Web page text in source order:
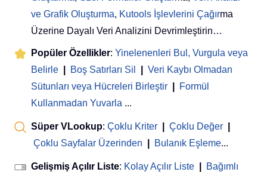
ve Grafik Oluşturma, Kutools İşlevlerini Çağırma
Üzerine Dayalı Veri Analizini Devrimleştirin…
Popüler Özellikler: Yinelenenleri Bul, Vurgula veya
Belirle
Boş Satırları Sil
Veri Kaybı Olmadan
Sütunları veya Hücreleri Birleştir
Formül
Kullanmadan Yuvarla ...
Süper VLookup: Çoklu Kriter Çoklu Değer
Çoklu Sayfalar Üzerinden
Bulanık Eşleme...
Gelişmiş Açılır Liste: Kolay Açılır Liste
Bağımlı